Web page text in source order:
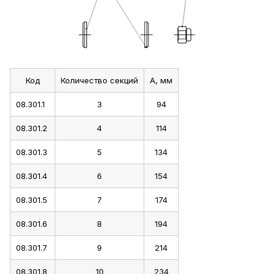
Код Количество секций А, мм
08.301.1 3 94
08.301.2 4 114
08.301.3 5 134
08.301.4 6 154
08.301.5 7 174
08.301.6 8 194
08.301.7 9 214
08.301.8 10 234